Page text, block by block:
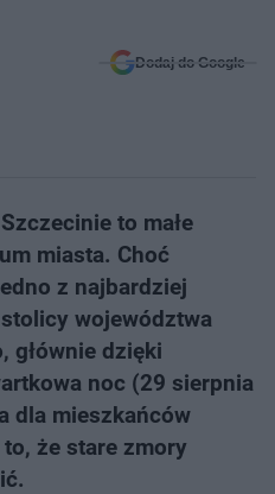
Dodaj do Google
to małe
miasta. Choć
z najbardziej
województwa
głównie dzięki
noc (29 sierpnia
dla mieszkańców
że stare zmory